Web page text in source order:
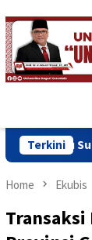
Skip
to
content
Menu
Terkini
pada
Home Ekubis
Transaksi